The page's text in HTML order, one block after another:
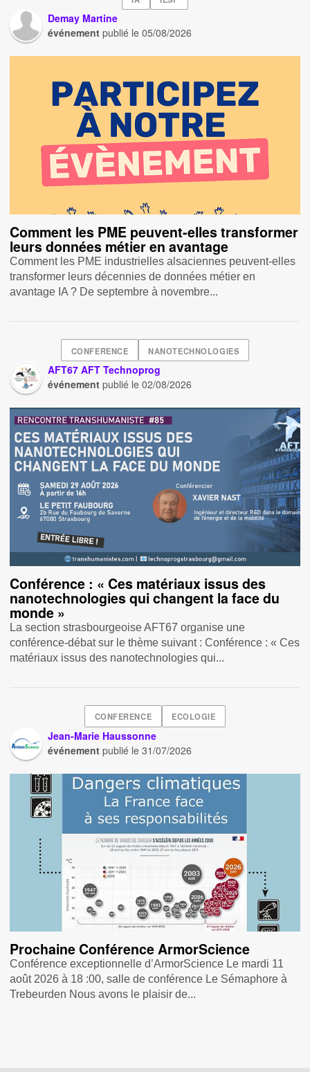
Demay Martine
événement publié le05/08/2026
Comment les PME peuvent-elles transformer
leurs données métier en avantage
Comment les PME industrielles alsaciennes peuvent-elles
transformer leurs décennies de données métier en
avantage IA ? De septembre à novembre...
CONFERENCE NANOTECHNOLOGIES
AFT67 AFT Technoprog
événement publié le02/08/2026
Conférence : « Ces matériaux issus des
nanotechnologies qui changent la face du
monde »
La section strasbourgeoise AFT67 organise une
conférence-débat sur le thème suivant : Conférence : « Ces
matériaux issus des nanotechnologies qui...
CONFERENCE ECOLOGIE
Jean-Marie Haussonne
événement publié le31/07/2026
Prochaine Conférence ArmorScience
Conférence exceptionnelle d’ArmorScience Le mardi 11
août 2026 à 18 :00, salle de conférence Le Sémaphore à
Trebeurden Nous avons le plaisir de...